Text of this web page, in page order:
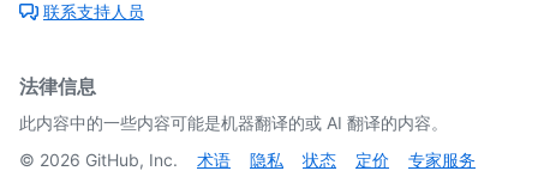
联系支持人员
法律信息
此内容中的一些内容可能是机器翻译的或 AI 翻译的内容。
© 2026 GitHub, Inc. 术语 隐私 状态 定价
专家服务